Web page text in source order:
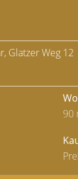
Glatzer Weg 12
90